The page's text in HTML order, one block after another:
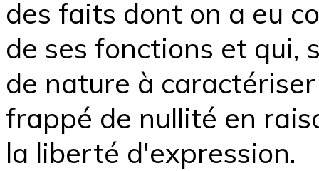
des faits dont on a eu
de ses fonctions et qui,
de nature à
frappé de nullité en
la liberté d'expression.